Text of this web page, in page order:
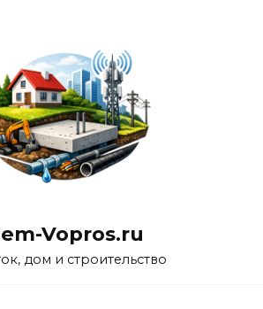
Vopros.ru
дом и строительство